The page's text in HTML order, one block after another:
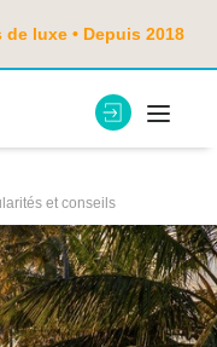
luxe • Depuis 2018
et conseils